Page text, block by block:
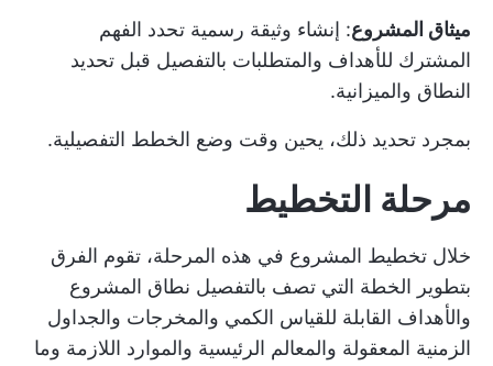
ميثاق المشروع: إنشاء وثيقة رسمية تحدد الفهم
المشترك للأهداف والمتطلبات بالتفصيل قبل تحديد
النطاق والميزانية.
بمجرد تحديد ذلك، يحين وقت وضع الخطط التفصيلية.
مرحلة التخطيط
خلال تخطيط المشروع في هذه المرحلة، تقوم الفرق
بتطوير الخطة التي تصف بالتفصيل نطاق المشروع
والأهداف القابلة للقياس الكمي والمخرجات والجداول
الزمنية المعقولة والمعالم الرئيسية والموارد اللازمة وما